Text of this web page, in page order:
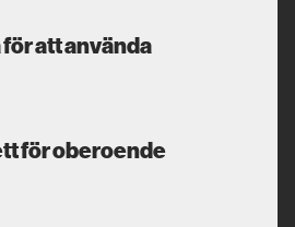
att använda
för oberoende